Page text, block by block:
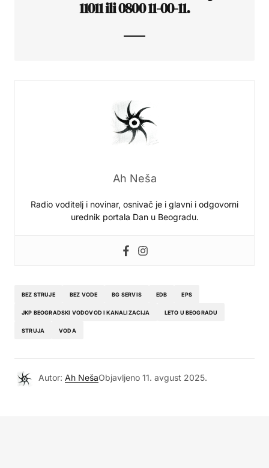
11011 ili 0800 11-00-11.
Ah Neša
Radio voditelj i novinar, osnivač je i glavni i odgovorni
urednik portala Dan u Beogradu.
BEZ STRUJE BEZ VODE BG SERVIS EDB EPS
JKP BEOGRADSKI VODOVOD I KANALIZACIJA LETO U BEOGRADU
STRUJA VODA
Autor: Ah NešaObjavljeno 11. avgust 2025.